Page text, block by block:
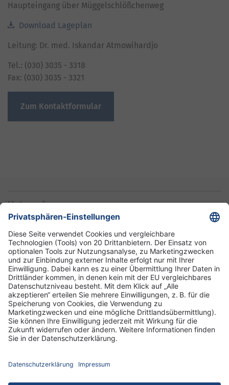
Haupteingang über Müggelschlößchenweg
Download Lageplan
Leitung: Dr. med. Iskandar Atmowihardjo
Tel.: (030) 3035 - 3318
Fax: (030) 3035 - 3321
Zum Kontaktformular
Unternehmen
Informationen
Standorte
DRK-Schwesternschaft Berlin
Impressum